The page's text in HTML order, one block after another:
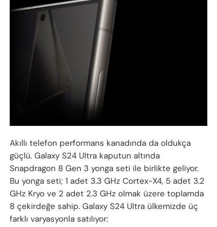
Akıllı telefon performans kanadında da oldukça
güçlü. Galaxy S24 Ultra kaputun altında
Snapdragon 8 Gen 3 yonga seti ile birlikte geliyor.
Bu yonga seti; 1 adet 3.3 GHz Cortex-X4, 5 adet 3.2
GHz Kryo ve 2 adet 2.3 GHz olmak üzere toplamda
8 çekirdeğe sahip. Galaxy S24 Ultra ülkemizde üç
farklı varyasyonla satılıyor: